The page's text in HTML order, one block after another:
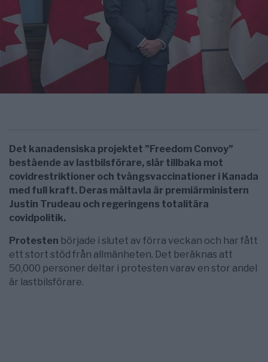
Det kanadensiska projektet ”Freedom Convoy”
bestående av lastbilsförare, slår tillbaka mot
covidrestriktioner och tvångsvaccinationer i Kanada
med full kraft. Deras måltavla är premiärministern
Justin Trudeau och regeringens totalitära
covidpolitik.
Protesten började i slutet av förra veckan och har fått
ett stort stöd från allmänheten. Det beräknas att
50,000 personer deltar i protesten varav en stor andel
är lastbilsförare.